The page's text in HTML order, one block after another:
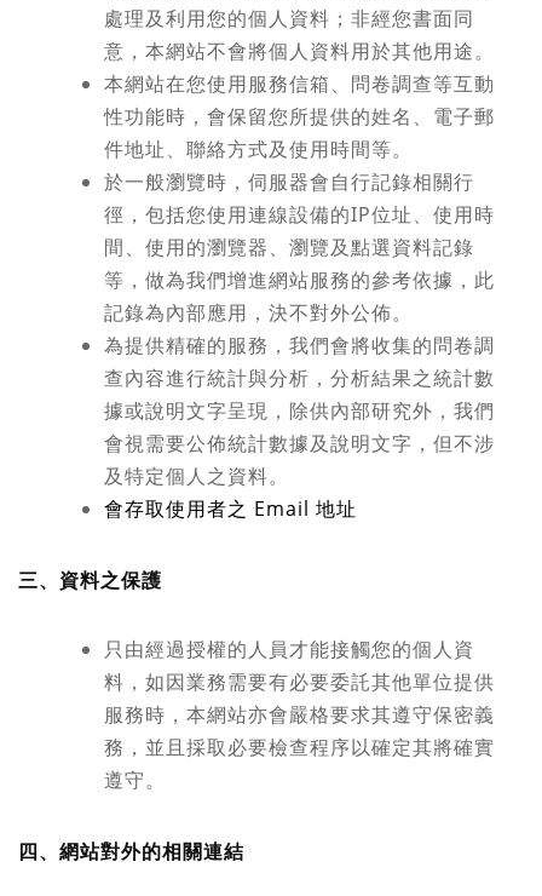
處理及利用您的個人資料；非經您書面同
意，本網站不會將個人資料用於其他用途。
本網站在您使用服務信箱、問卷調查等互動
性功能時，會保留您所提供的姓名、電子郵
件地址、聯絡方式及使用時間等。
於一般瀏覽時，伺服器會自行記錄相關行
徑，包括您使用連線設備的IP位址、使用時
間、使用的瀏覽器、瀏覽及點選資料記錄
等，做為我們增進網站服務的參考依據，此
記錄為內部應用，決不對外公佈。
為提供精確的服務，我們會將收集的問卷調
查內容進行統計與分析，分析結果之統計數
據或說明文字呈現，除供內部研究外，我們
會視需要公佈統計數據及說明文字，但不涉
及特定個人之資料。
會存取使用者之 Email 地址
三、資料之保護
只由經過授權的人員才能接觸您的個人資
料，如因業務需要有必要委託其他單位提供
服務時，本網站亦會嚴格要求其遵守保密義
務，並且採取必要檢查程序以確定其將確實
遵守。
四、網站對外的相關連結